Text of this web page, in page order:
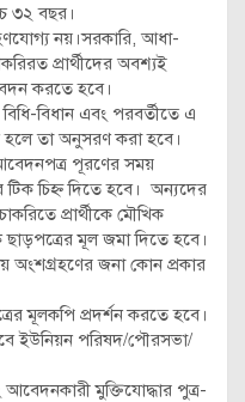
৩২ বছর।
নয়।সরকারি, আধা-
প্রার্থীদের অবশ্যই
করতে হবে।
বিধান এবং পরবর্তীতে এ
হলে তা অনুসরণ করা হবে।
পূরণের সময়
চিহ্ন দিতে হবে। অন্যদের
প্রার্থীকে মৌখিক
মূল জমা দিতে হবে।
অংশগ্রহণের জনা কোন প্রকার
মূলকপি প্রদর্শন করতে হবে।
ইউনিয়ন পরিষদ/পৌরসভা/
মুক্তিযোদ্ধার পুত্র-